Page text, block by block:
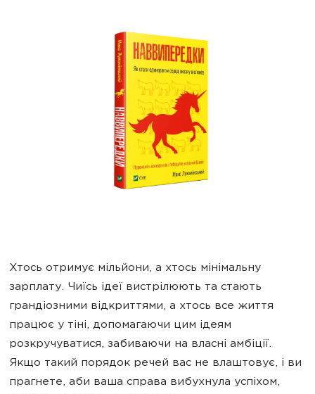
Хтось отримує мільйони, а хтось мінімальну
зарплату. Чиїсь ідеї вистрілюють та стають
грандіозними відкриттями, а хтось все життя
працює у тіні, допомагаючи цим ідеям
розкручуватися, забиваючи на власні амбіції.
Якщо такий порядок речей вас не влаштовує, і ви
прагнете, аби ваша справа вибухнула успіхом,